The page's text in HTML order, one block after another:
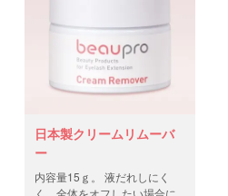
日本製クリームリムーバ
ー
内容量15ｇ。 液だれしにく
く、全体をオフしたい場合に